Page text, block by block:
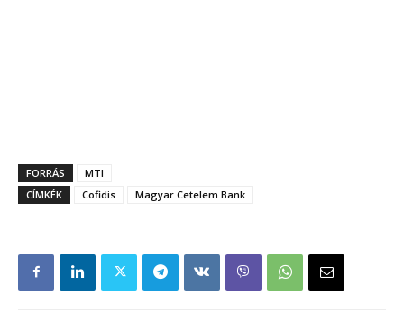
FORRÁS
MTI
CÍMKÉK
Cofidis Magyar Cetelem Bank